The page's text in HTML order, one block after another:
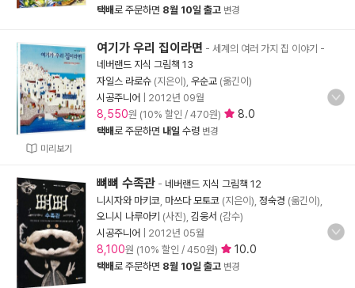
택배로 주문하면 8월 10일 출고 변경
미리보기
여기가 우리 집이라면 - 세계의 여러 가지 집 이야기 -
네버랜드 지식 그림책 13
자일스 라로슈 (지은이), 우순교 (옮긴이)
시공주니어
2012년 09월
8,550원 (10% 할인 / 470원) 8.0
택배로 주문하면 내일 수령 변경
뼈뼈 수족관 - 네버랜드 지식 그림책 12
니시자와 마키코 마쓰다 모토코 (지은이), 정숙경 (옮긴이),
오니시 나루아키 (사진), 김웅서 (감수)
시공주니어
2012년 05월
8,100원 (10% 할인 / 450원) 10.0
택배로 주문하면 8월 10일 출고 변경